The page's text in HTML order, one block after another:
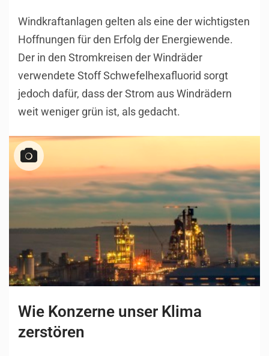
Windkraftanlagen gelten als eine der wichtigsten
Hoffnungen für den Erfolg der Energiewende.
Der in den Stromkreisen der Windräder
verwendete Stoff Schwefelhexafluorid sorgt
jedoch dafür, dass der Strom aus Windrädern
weit weniger grün ist, als gedacht.
Wie Konzerne unser Klima
zerstören